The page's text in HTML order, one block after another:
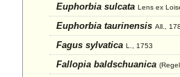
Euphorbia sulcata Lens ex
Euphorbia taurinensis All.,
Fagus sylvatica L., 1753
Fallopia baldschuanica